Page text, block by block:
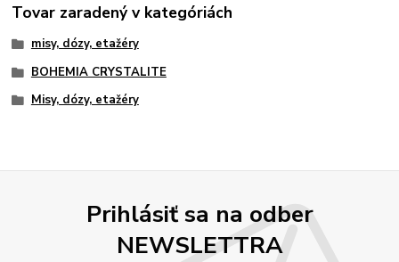
Tovar zaradený v kategóriách
misy, dózy, etažéry
BOHEMIA CRYSTALITE
Misy, dózy, etažéry
Prihlásiť sa na odber
NEWSLETTRA